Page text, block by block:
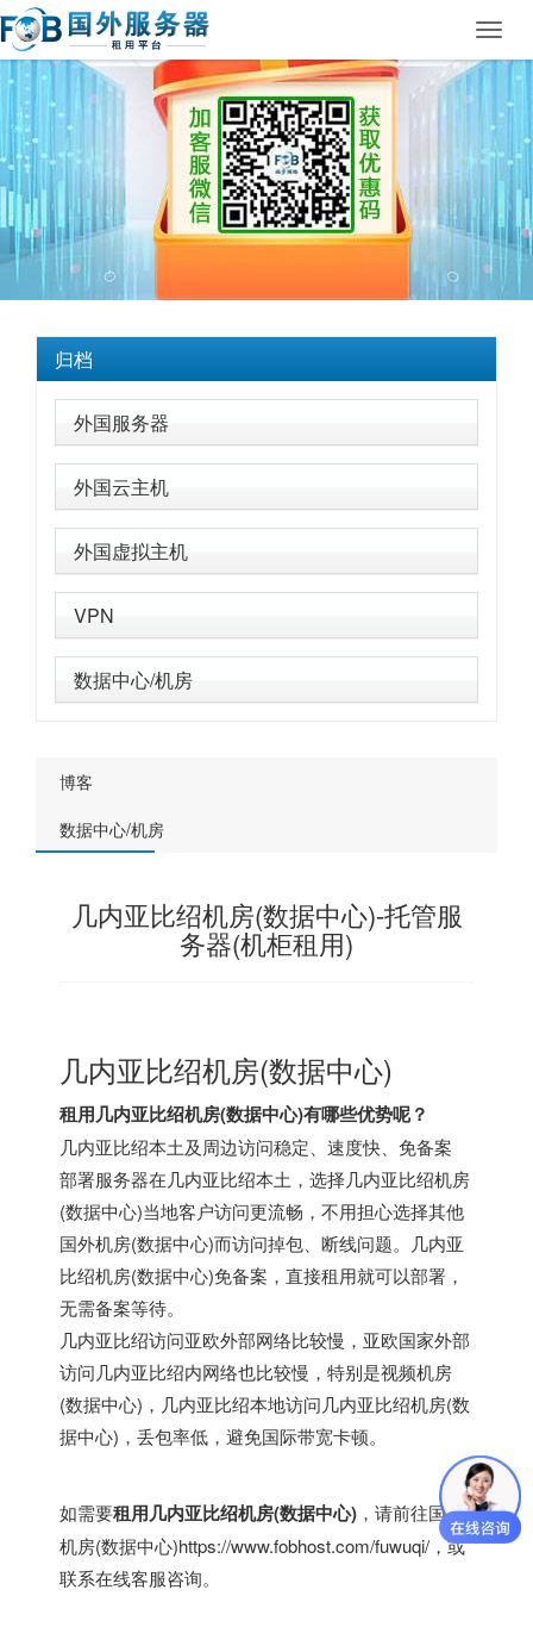
归档
外国服务器
外国云主机
外国虚拟主机
VPN
数据中心/机房
博客
数据中心/机房
几内亚比绍机房(数据中心)-托管服
务器(机柜租用)
几内亚比绍机房(数据中心)
租用几内亚比绍机房(数据中心)有哪些优势呢？
几内亚比绍本土及周边访问稳定、速度快、免备案
部署服务器在几内亚比绍本土，选择几内亚比绍机房
(数据中心)当地客户访问更流畅，不用担心选择其他
国外机房(数据中心)而访问掉包、断线问题。几内亚
比绍机房(数据中心)免备案，直接租用就可以部署，
无需备案等待。
几内亚比绍访问亚欧外部网络比较慢，亚欧国家外部
访问几内亚比绍内网络也比较慢，特别是视频机房
(数据中心)，几内亚比绍本地访问几内亚比绍机房(数
据中心)，丢包率低，避免国际带宽卡顿。
如需要租用几内亚比绍机房(数据中心) ，请前往国外
机房(数据中心)https://www.fobhost.com/fuwuqi/ ，或
联系在线客服咨询。